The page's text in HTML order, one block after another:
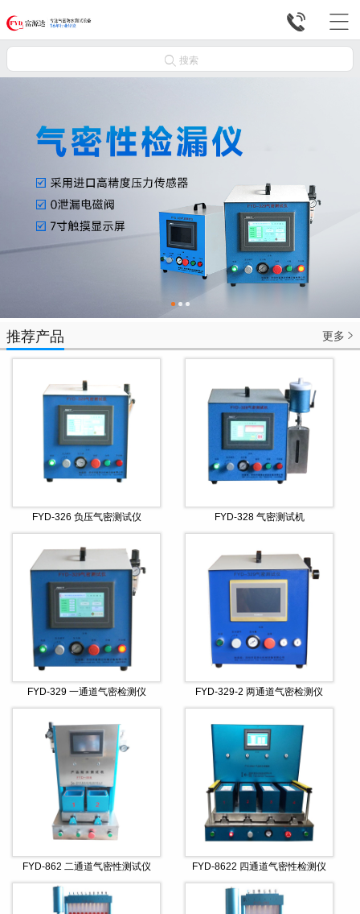


 搜索
推荐产品 更多 
FYD-326 负压气密测试仪 FYD-328 气密测试机
FYD-329 一通道气密检测仪 FYD-329-2 两通道气密检测仪
FYD-862 二通道气密性测试仪 FYD-8622 四通道气密性检测仪